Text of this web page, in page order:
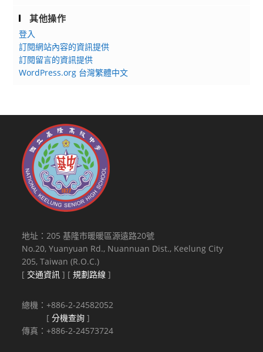
其他操作
登入
訂閱網站內容的資訊提供
訂閱留言的資訊提供
WordPress.org 台灣繁體中文
地址：205 基隆市暖暖區源遠路20號
No.20, Yuanyuan Rd., Nuannuan Dist., Keelung City
205, Taiwan (R.O.C.)
[ 交通資訊 ] [規劃路線 ]
總機：+886-2-24582052
[分機查詢 ]
傳真：+886-2-24573724